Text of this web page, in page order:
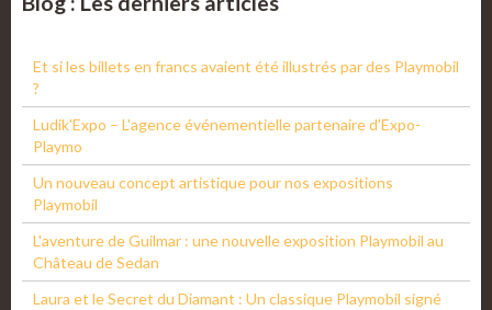
Et si les billets en francs avaient été illustrés par des Playmobil
?
Ludik'Expo – L'agence événementielle partenaire d'Expo-
Playmo
Un nouveau concept artistique pour nos expositions
Playmobil
L'aventure de Guilmar : une nouvelle exposition Playmobil au
Château de Sedan
Laura et le Secret du Diamant : Un classique Playmobil signé